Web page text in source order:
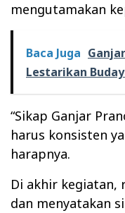
mengutamakan
Baca Juga
Lestarikan
“Sikap Ganjar
harus konsisten
harapnya.
Di akhir kegiatan,
dan menyatakan